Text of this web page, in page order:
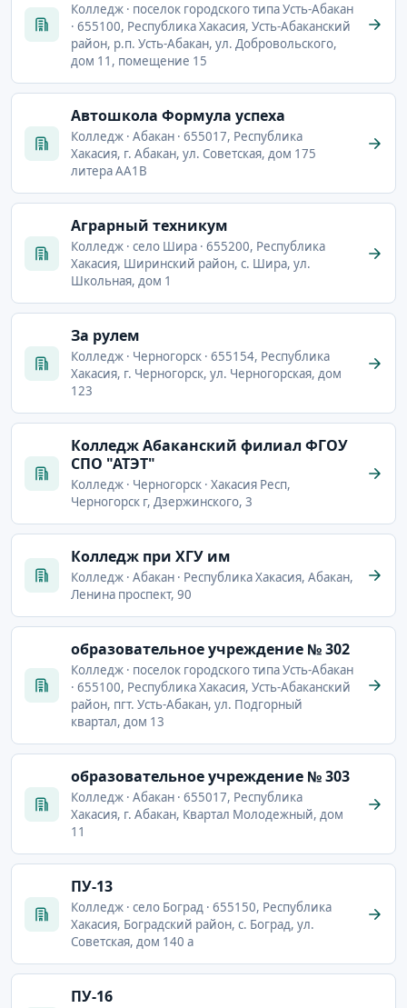
Колледж · поселок городского типа Усть-Абакан
· 655100, Республика Хакасия, Усть-Абаканский
район, р.п. Усть-Абакан, ул. Добровольского,
дом 11, помещение 15
Автошкола Формула успеха
Колледж · Абакан · 655017, Республика
Хакасия, г. Абакан, ул. Советская, дом 175
литера АА1В
Аграрный техникум
Колледж · село Шира · 655200, Республика
Хакасия, Ширинский район, с. Шира, ул.
Школьная, дом 1
За рулем
Колледж · Черногорск · 655154, Республика
Хакасия, г. Черногорск, ул. Черногорская, дом
123
Колледж Абаканский филиал ФГОУ
СПО "АТЭТ"
Колледж · Черногорск · Хакасия Респ,
Черногорск г, Дзержинского, 3
Колледж при ХГУ им
Колледж · Абакан · Республика Хакасия, Абакан,
Ленина проспект, 90
образовательное учреждение № 302
Колледж · поселок городского типа Усть-Абакан
· 655100, Республика Хакасия, Усть-Абаканский
район, пгт. Усть-Абакан, ул. Подгорный
квартал, дом 13
образовательное учреждение № 303
Колледж · Абакан · 655017, Республика
Хакасия, г. Абакан, Квартал Молодежный, дом
11
ПУ-13
Колледж · село Боград · 655150, Республика
Хакасия, Боградский район, с. Боград, ул.
Советская, дом 140 а
ПУ-16